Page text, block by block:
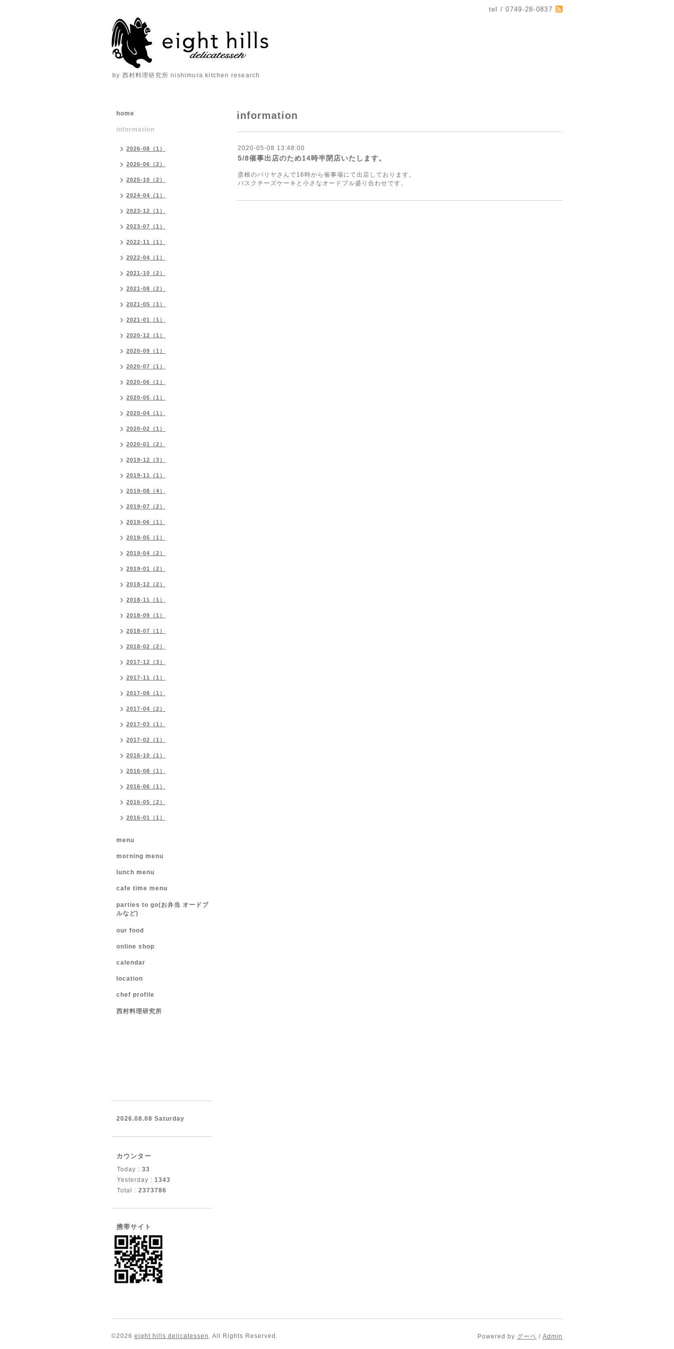
tel / 0749-28-0837
by 西村料理研究所 nishimura kitchen research
information
2020-05-08 13:48:00
5/8催事出店のため14時半閉店いたします。
彦根のパリヤさんで16時から催事場にて出店しております。
バスクチーズケーキと小さなオードブル盛り合わせです。
home
information
2026-08（1）
2026-06（2）
2025-10（2）
2024-04（1）
2023-12（1）
2023-07（1）
2022-11（1）
2022-04（1）
2021-10（2）
2021-08（2）
2021-05（1）
2021-01（1）
2020-12（1）
2020-09（1）
2020-07（1）
2020-06（1）
2020-05（1）
2020-04（1）
2020-02（1）
2020-01（2）
2019-12（3）
2019-11（1）
2019-08（4）
2019-07（2）
2019-06（1）
2019-05（1）
2019-04（2）
2019-01（2）
2018-12（2）
2018-11（1）
2018-09（1）
2018-07（1）
2018-02（2）
2017-12（3）
2017-11（1）
2017-08（1）
2017-04（2）
2017-03（1）
2017-02（1）
2016-10（1）
2016-08（1）
2016-06（1）
2016-05（2）
2016-01（1）
menu
morning menu
lunch menu
cafe time menu
parties to go(お弁当 オードブ
ルなど)
our food
online shop
calendar
location
chef profile
西村料理研究所
2026.08.08 Saturday
カウンター
Today : 33
Yesterday : 1343
Total : 2373786
携帯サイト
©2026 eight hills delicatessen . All Rights Reserved. Powered by グーペ / Admin